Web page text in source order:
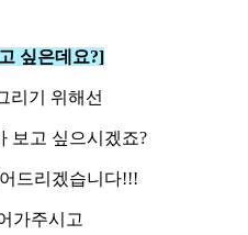
싶은데요?]
리기 위해선
보고 싶으시겠죠?
드리겠습니다!!!
가주시고